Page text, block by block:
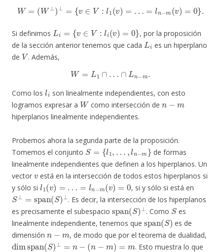
W= ( W ⊥ ∈V l1 (v )= m 0 }.
Si definimos
L ∈ (v =0 }
, por la proposición
de la sección anterior tenemos que cada
Li
es un hiperplano
de
V
. Además,
W= L1 ∩… Ln −m
Como los
l
son linealmente independientes, con esto
logramos expresar a
W
como intersección de
n− m
hiperplanos linealmente independientes.
Probemos ahora la segunda parte de la proposición.
Tomemos el conjunto
S={l1,…,ln −m}
de formas
linealmente independientes que definen a los hiperplanos. Un
vector
v
está en la intersección de todos estos hiperplanos si
y sólo si
l1(v)=…= ln−m(v)=0
, si y sólo si está en
S⊥=span(S)⊥
. Es decir, la intersección de los hiperplanos
es precisamente el subespacio
span(S)⊥
. Como
S
es
linealmente independiente, tenemos que
span(S)
es de
dimensión
n−m
, de modo que por el teorema de dualidad,
dimspan(S) ⊥=n −( n−m)=m
. Esto muestra lo que